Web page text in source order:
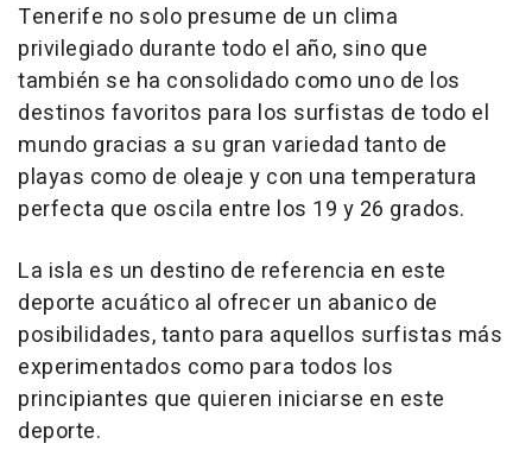
Tenerife no solo presume de un clima
privilegiado durante todo el año, sino que
también se ha consolidado como uno de los
destinos favoritos para los surfistas de todo el
mundo gracias a su gran variedad tanto de
playas como de oleaje y con una temperatura
perfecta que oscila entre los 19 y 26 grados.
La isla es un destino de referencia en este
deporte acuático al ofrecer un abanico de
posibilidades, tanto para aquellos surfistas más
experimentados como para todos los
principiantes que quieren iniciarse en este
deporte.